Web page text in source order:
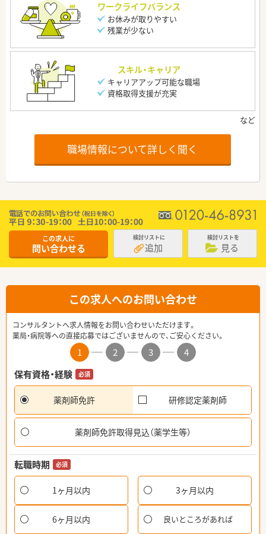
ワークライフバランス
お休みが取りやすい
残業が少ない
スキル・キャリア
キャリアアップ可能な職場
資格取得支援が充実
職場情報について詳しく聞く
この求人に
問い合わせる
検討リストに
追加
検討リストを
見る
この求人へのお問い合わせ
コンサルタントへ求人情報をお問い合わせいただけます。
薬局・病院等への直接応募ではございませんので、ご安心ください。
1 2 3
4
保有資格・経験
必須
薬剤師免許 研修認定薬剤師
薬剤師免許取得見込（薬学生等）
転職時期 必須
1ヶ月以内 3ヶ月以内
6ヶ月以内 良いところがあれば